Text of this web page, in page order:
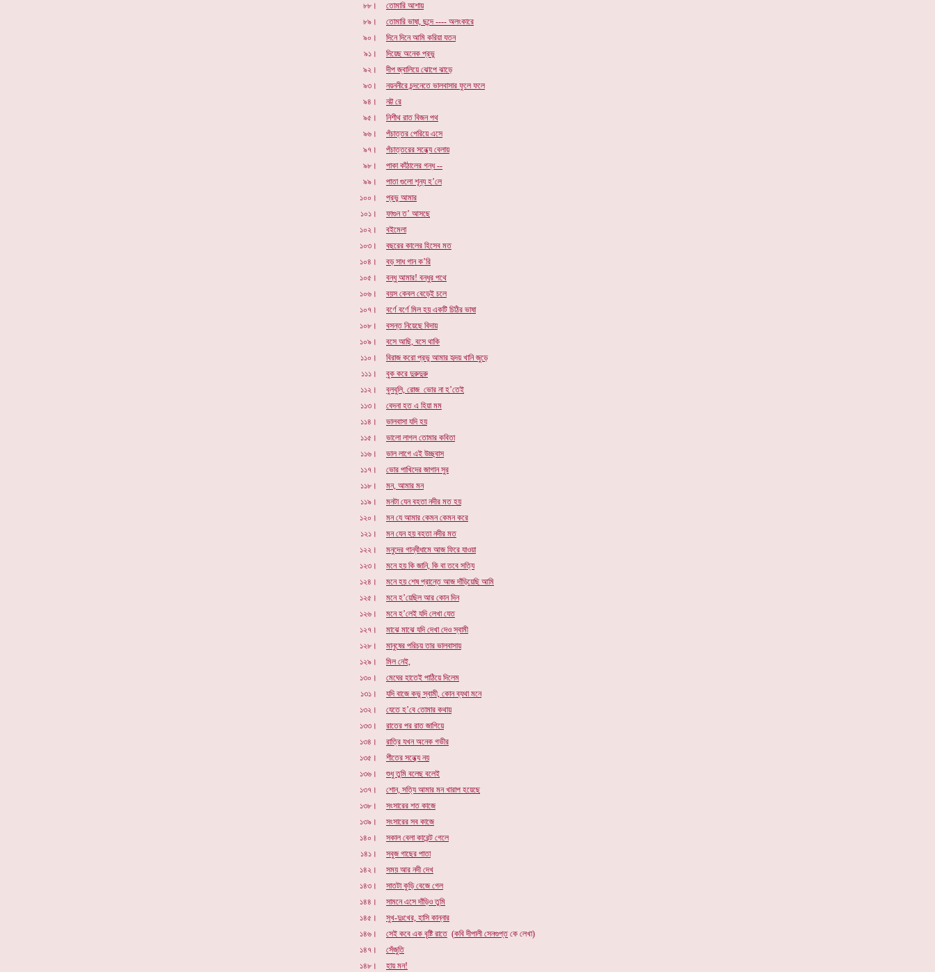
তোমারি আশায়
তোমারি ভাষা, ছন্দে ---- অলংকারে
দিনে দিনে আমি করিয়া যতন
দিয়েছ অনেক প্রভু
দীপ জ্বালিয়ে ঝোপে ঝাড়ে
নয়ননীরে চন্দনেতে ভালবাসার ফুলে ফলে
নট্ট রে
নিশীথ রাত বিজন পথ
পঁচাত্তর পেরিয়ে এসে
পঁচাত্তরের সন্ধ্যে বেলায়
পাকা কাঁঠালের গন্ধ --
পাতা গুলো শূন্য হ’লে
প্রভু আমার
ফাগুন ত’ আসছে
বইমেলা
বছরের কালের হিসেব মত
বড় সাধ গান ক’রি
বন্ধু আমার! বন্ধুর পথে
বয়স কেবল বেড়েই চলে
বর্ণে বর্ণে মিল হয় একটি চিঠির ভাষা
বসন্ত নিয়েছে বিদায়
বসে আছি, বসে থাকি
বিরাজ করো প্রভু আমার হৃদয় খানি জুড়ে
বুক করে দুরুদুরু
বুলবুলি, রোজ ভোর না হ’তেই
বেদনা হত এ হিয়া মম
ভালবাসা যদি হয়
ভালো লাগল তোমার কবিতা
ভাল লাগে এই উচ্ছ্বাস
ভোর পাখিদের জাগান সুর
মন, আমার মন
মনটা যেন বহতা নদীর মত হয়
মন যে আমার কেমন কেমন করে
মন যেন হয় বহতা নদীর মত
মনুদের গান্ধীধামে আজ ফিরে যাওয়া
মনে হয় কি জানি, কি বা তবে সত্যি
মনে হয় শেষ প্রান্তে আজ দাঁড়িয়েছি আমি
মনে হ’য়েছিল আর কোন দিন
মনে হ’লেই যদি লেখা যেত
মাঝে মাঝে যদি দেখা দেও স্বামী
মানুষের পরিচয় তার ভালবাসায়
মিল নেই,
মেঘের হাতেই পাঠিয়ে দিলেম
যদি বাজে কভু স্বামী, কোন ব্যথা মনে
যেতে হ’বে তোমার কথায়
রাতের পর রাত জাগিয়ে
রাত্রি যখন অনেক গভীর
শীতের সন্ধ্যে নয়
শুধু তুমি বলেছ বলেই
শোন, সত্যি আমার মন খারাপ হয়েছে
সংসারের শত কাজে
সংসারের সব কাজে
সকাল বেলা কারেন্ট গেলে
সবুজ গাছের পাতা
সময় আর নদী দেখ
সাতটা কুড়ি বেজে গেল
সামনে এসে দাঁড়িও তুমি
সুখ-দুঃখের, হাসি কান্নার
সেই কবে এক বৃষ্টি রাতে (কবি দীপালী সেনগুপ্ত কে লেখা)
সেঁজুতি
হায় মন!
৮৮।
৮৯।
৯০।
৯১।
৯২।
৯৩।
৯৪।
৯৫।
৯৬।
৯৭।
৯৮।
৯৯।
১০০।
১০১।
১০২।
১০৩।
১০৪।
১০৫।
১০৬।
১০৭।
১০৮।
১০৯।
১১০।
১১১।
১১২।
১১৩।
১১৪।
১১৫।
১১৬।
১১৭।
১১৮।
১১৯।
১২০।
১২১।
১২২।
১২৩।
১২৪।
১২৫।
১২৬।
১২৭।
১২৮।
১২৯।
১৩০।
১৩১।
১৩২।
১৩৩।
১৩৪।
১৩৫।
১৩৬।
১৩৭।
১৩৮।
১৩৯।
১৪০।
১৪১।
১৪২।
১৪৩।
১৪৪।
১৪৫।
১৪৬।
১৪৭।
১৪৮।